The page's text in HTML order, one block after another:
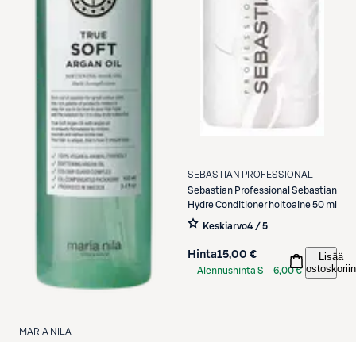
MARIA NILA
SEBASTIAN PROFESSIONAL
Sebastian Professional Sebastian
Hydre Conditioner hoitoaine 50 ml
Keskiarvo4 / 5
Hinta15,00 €
Alennushinta S- 6,00 €
Lisää
ostoskoriin